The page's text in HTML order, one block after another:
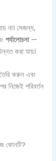
না। সেজন্য,
পর্যালোচনা—
করা যায়।
করুন এবং
পরিবর্তন
কোনটি?